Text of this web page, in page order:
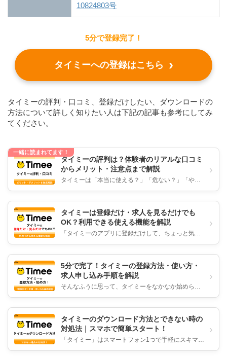
10824803号
5分で登録完了！
タイミーへの登録はこちら
タイミーの評判・口コミ、登録だけしたい、ダウンロードの
方法について詳しく知りたい人は下記の記事も参考にしてみ
てください。
一緒に読まれてます！
タイミーの評判は？体験者のリアルな口コミ
からメリット・注意点まで解説
タイミーは「本当に使える？」「危ない？」「やめ
›
タイミーは登録だけ・求人を見るだけでも
OK？利用できる使える機能を解説
「タイミーのアプリに登録だけして、ちょっと気に
›
5分で完了！タイミーの登録方法・使い方・
求人申し込み手順を解説
そんなふうに思って、タイミーをなかなか始められ
›
タイミーのダウンロード方法とできない時の
対処法｜スマホで簡単スタート！
「タイミー」はスマートフォン1つで手軽にスキマ時
›